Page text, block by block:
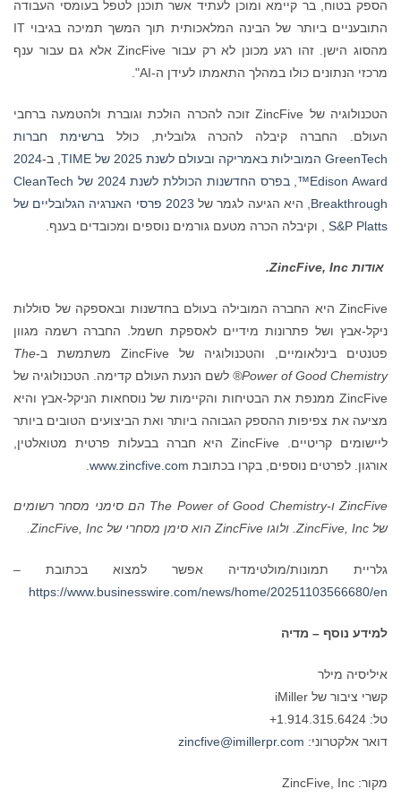
הספק בטוח, בר קיימא ומוכן לעתיד אשר תוכנן לטפל בעומסי העבודה
התובעניים ביותר של הבינה המלאכותית תוך המשך תמיכה בגיבוי IT
מהסוג הישן. זהו רגע מכונן לא רק עבור ZincFive אלא גם עבור ענף
מרכזי הנתונים כולו במהלך התאמתו לעידן ה-AI".
הטכנולוגיה של ZincFive זוכה להכרה הולכת וגוברת ולהטמעה ברחבי
העולם. החברה קיבלה להכרה גלובלית, כוללברשימת חברות
GreenTech המובילות באמריקה ובעולם לשנת 2025 של TIME
, ב-2024
Edison Award™
,
בפרס החדשנות הכוללת לשנת 2024 של CleanTech
Breakthrough , היא הגיעה לגמר של
2023 פרסי האנרגיה הגלובליים של
S&P Platts
, וקיבלה הכרה מטעם גורמים נוספים ומכובדים בענף.
אודות ZincFive, Inc
.
ZincFive היא החברה המובילה בעולם בחדשנות ובאספקה של סוללות
ניקל-אבץ ושל פתרונות מידיים לאספקת חשמל. החברה רשמה מגוון
פטנטים בינלאומיים, והטכנולוגיה של ZincFive משתמשת ב-
The
Power of Good Chemistry®
לשם הנעת העולם קדימה. הטכנולוגיה של
ZincFive ממנפת את הבטיחות והקיימות של נוסחאות הניקל-אבץ והיא
מציעה את צפיפות ההספק הגבוהה ביותר ואת הביצועים הטובים ביותר
ליישומים קריטיים. ZincFive היא חברה בבעלות פרטית מטואלטין,
אורגון. לפרטים נוספים, בקרו בכתובת www.zincfive.com
ZincFive ו-The Power of Good Chemistry הם סימני מסחר רשומים
של ZincFive, Inc
. ולוגו ZincFive הוא סימן מסחרי של ZincFive, Inc
.
גלריית תמונות/מולטימדיה אפשר למצוא בכתובת –
https://www.businesswire.com/news/home/20251103566680/en
למידע נוסף – מדיה
איליסיה מילר
קשרי ציבור של iMiller
טל: ‎+1.914.315.6424
דואר אלקטרוני: zincfive@imillerpr.com
מקור: ZincFive, Inc